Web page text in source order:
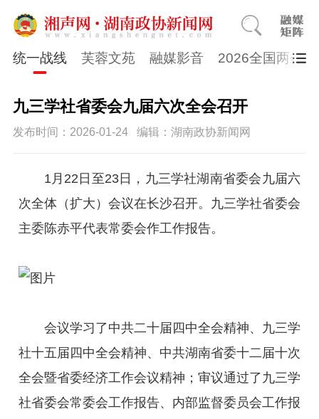
统一战线 芙蓉文苑 融媒影音 2026全国两会
九三学社省委会九届六次全会召开
发布时间：2026-01-24 编辑：湖南政协新闻网
1月22日至23日，九三学社湖南省委会九届六
次全体（扩大）会议在长沙召开。九三学社省委会
主委陈赤平代表常委会作工作报告。
会议学习了中共二十届四中全会精神、九三学
社十五届四中全会精神、中共湖南省委十二届十次
全会暨省委经济工作会议精神；审议通过了九三学
社省委会常委会工作报告、内部监督委员会工作报